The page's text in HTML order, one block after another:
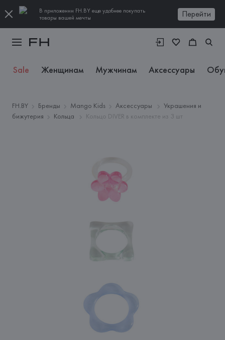
В приложении FH.BY еще удобнее покупать
товары вашей мечты
Перейти
Sale Женщинам Мужчинам Аксессуары
FH.BY Бренды Mango Kids Аксессуары
Украшения и
бижутерия
Кольца Кольцо DIVER в комплекте из 3 шт